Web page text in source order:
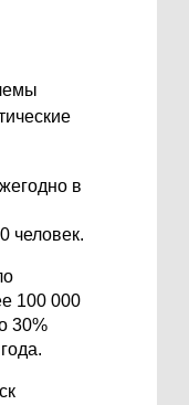
в
человек.
100 000
30%